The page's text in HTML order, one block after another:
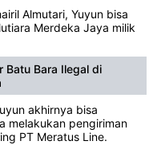
Almutari, Yuyun bisa
Merdeka Jaya milik
Batu Bara Ilegal di
akhirnya bisa
melakukan pengiriman
PT Meratus Line.